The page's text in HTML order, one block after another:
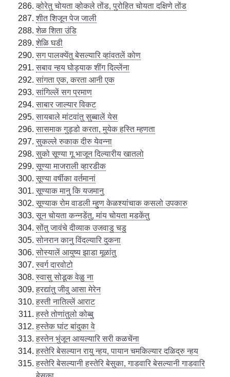
व्होरेतु चोयता व्होकले तोंड, पुरोहित चोयता दक्षिणे तोंड
शीत शिजून पेज जाली
शेळ शिता उंडि
शेळि घडी
सग पालक्येंतु बेसल्यारि व्हांवतलें कोण
सबाव न्हय घोड्याक शींग दिल्लेंना
सांगता एक, करता आनी एक
सांगिल्लें सग प्रमाण
साबार जाल्यार विकट
सायबाले मांटवांतु सुब्बालें येस
सासमाक गुड्डो करता, मुयेक हस्ति म्हणता
सुकल्ले रुकाक दीरु येवन्ना
सुको सूण्या गू भाजून दिल्यारीय खातलो
सूण्या माजराली व्हारडीक
सूण्या वर्षीका वर्तमानां
सूण्याक मानु कि यजमानु
सूण्याक रोम वाडली म्हुण केळश्यांचाक कसलो उपकारु
सून चोयता कन्नडेंतु, मांय चोयता मडकेंतु
सोंतु जावंचे दीव्याक उजवाडु चडु
सोनरान कानु विंदल्यारि दुकना
सोस्यालें आयुष्य झाडा मूळांतु
स्वर्ग दारवोटो
स्वासु सोडूक वेळु ना
हरद्यांतु जीवु आसा मेरेन
हस्ती नातिल्लें आराट
हस्ते तोणांतुलो कोब्बु
हस्तेक घांट बांदुका वे
हस्तेन भुंजून आयल्यारि सरी कळचेंना
हस्तेरि बेसल्यान रायु न्हय, पायान चमकिल्यार दळिद्रु न्हय
हस्तेरि बेसल्यानी हस्तेरि बेसुका, गाडवारि बेसल्यानी गाडवारि